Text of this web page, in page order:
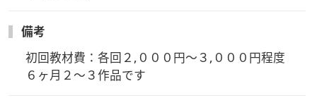
備考
初回教材費：各回２,０００円～３,０００円程度
６ヶ月２～３作品です